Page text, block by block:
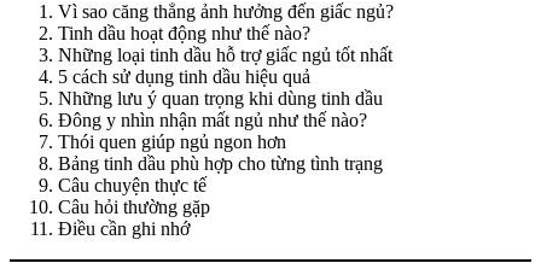
Vì sao căng thẳng ảnh hưởng đến giấc ngủ?
Tinh dầu hoạt động như thế nào?
Những loại tinh dầu hỗ trợ giấc ngủ tốt nhất
5 cách sử dụng tinh dầu hiệu quả
Những lưu ý quan trọng khi dùng tinh dầu
Đông y nhìn nhận mất ngủ như thế nào?
Thói quen giúp ngủ ngon hơn
Bảng tinh dầu phù hợp cho từng tình trạng
Câu chuyện thực tế
Câu hỏi thường gặp
Điều cần ghi nhớ